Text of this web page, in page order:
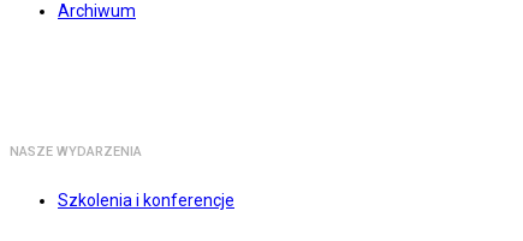
Archiwum
NASZE WYDARZENIA
Szkolenia i konferencje